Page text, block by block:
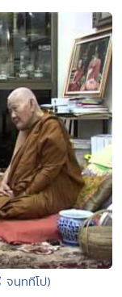
จนฺททีโป)